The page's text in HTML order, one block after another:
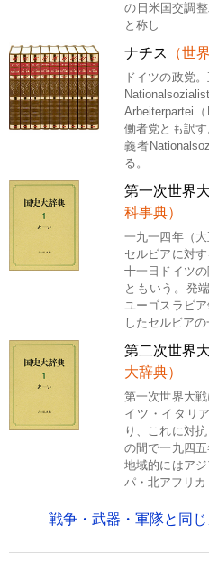
の日米国交調
と称し
ナチス （世
ドイツの政党
Arbeiterpartei
働者党とも訳
義者
る。
第一次世界
科事典）
一九一四年（
セルビアに対
十一日ドイツ
ともいう。発
ユーゴスラビ
したセルビア
第二次世界
大辞典）
第一次世界大
イツ・イタリ
り、これに対
の間で一九四五
地域的にはア
パ・北アフリカ
戦争・武器・軍隊と同